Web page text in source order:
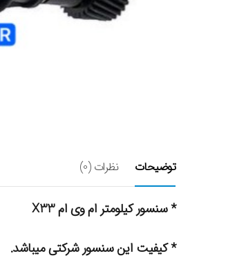
توضیحات نظرات (0)
* سنسور کیلومتر ام وی ام X33
* کیفیت این سنسور شرکتی میباشد.